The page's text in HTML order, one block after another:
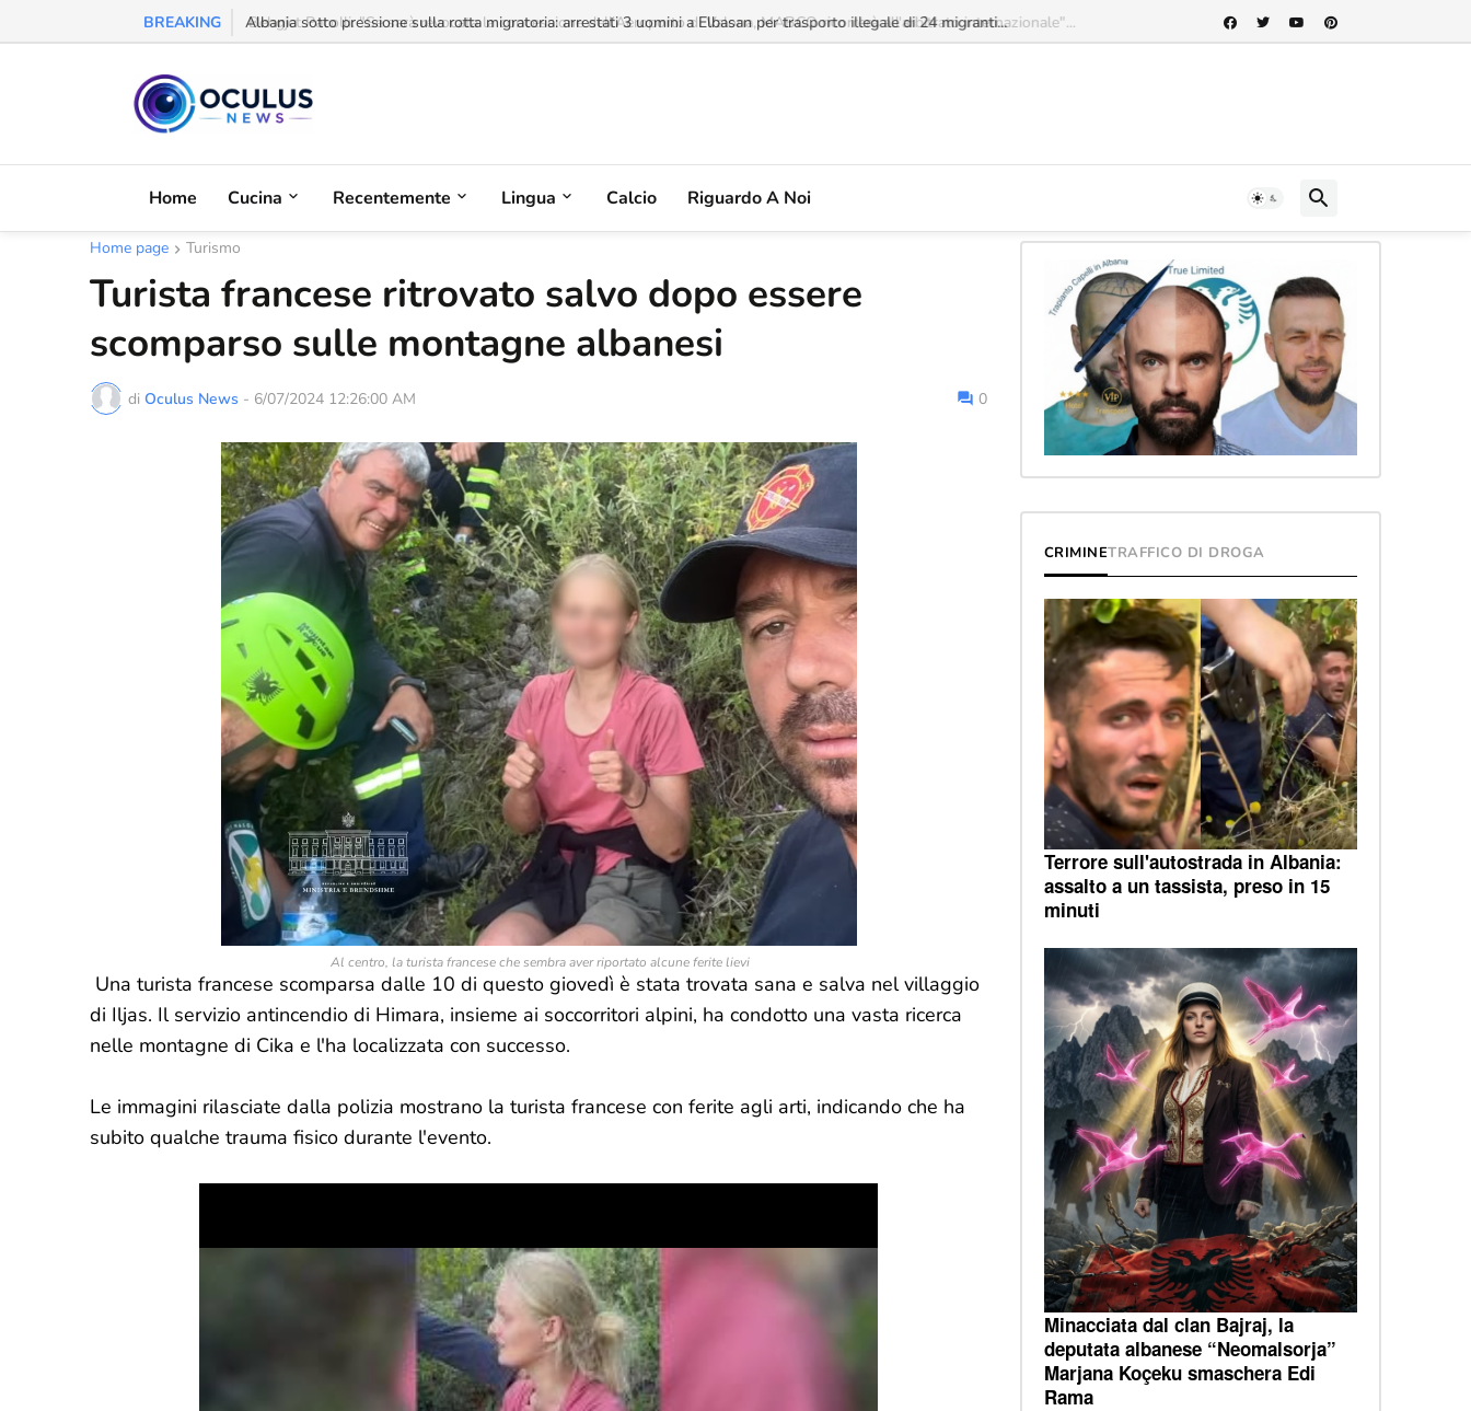
BREAKING Behgjet Pacolli: "Se sarà revocata la concessione dell'Aeroporto di Valona, MABCO ricorrerà all'arbitrato internazionale"...
Home Cucina Recentemente Lingua Calcio Riguardo A Noi
Home page Turismo
Turista francese ritrovato salvo dopo essere
scomparso sulle montagne albanesi
di Oculus News - 6/07/2024 12:26:00 AM 0
Al centro, la turista francese che sembra aver riportato alcune ferite lievi
Una turista francese scomparsa dalle 10 di questo giovedì è stata trovata sana e salva nel villaggio
di Iljas. Il servizio antincendio di Himara, insieme ai soccorritori alpini, ha condotto una vasta ricerca
nelle montagne di Cika e l'ha localizzata con successo.
Le immagini rilasciate dalla polizia mostrano la turista francese con ferite agli arti, indicando che ha
subito qualche trauma fisico durante l'evento.
CRIMINETRAFFICO DI DROGA
Terrore sull'autostrada in Albania:
assalto a un tassista, preso in 15
minuti
Minacciata dal clan Bajraj, la
deputata albanese “Neomalsorja”
Marjana Koçeku smaschera Edi
Rama